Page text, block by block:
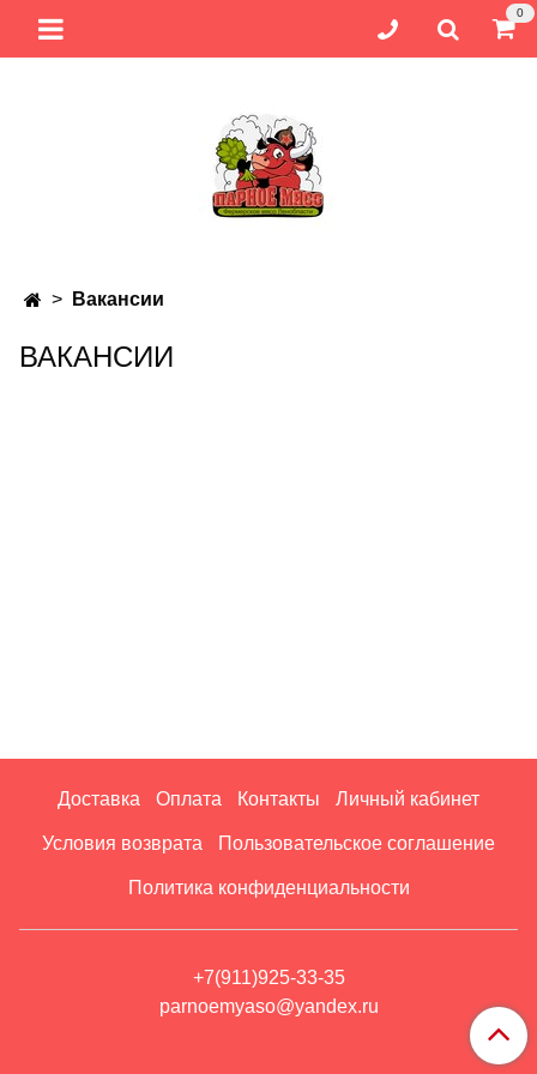
0
Вакансии
ВАКАНСИИ
Доставка Оплата Контакты Личный кабинет
Условия возврата Пользовательское соглашение
Политика конфиденциальности
+7(911)925-33-35
parnoemyaso@yandex.ru